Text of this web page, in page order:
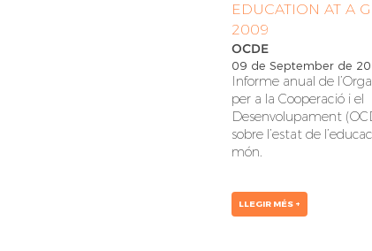
EDUCATION AT A
2009
OCDE
09 de September de
Informe anual de
per a la Cooperació i el
Desenvolupament
sobre l’estat de
món.
LLEGIR MÉS +